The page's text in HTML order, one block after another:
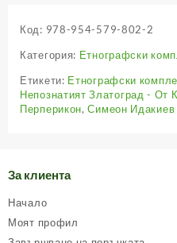
Код: 978-954-579-802-2
Категория: Етнографски
Етикети: Етнографски
Непознатият Златоград - От
Перперикон,Симеон Идакиев
За клиента
Начало
Моят профил